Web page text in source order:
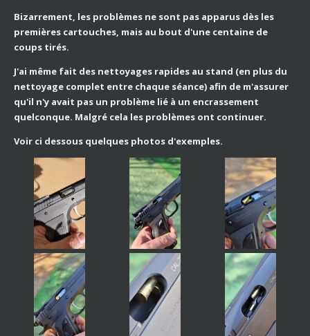
Bizarrement, les problèmes ne sont pas apparus dès les
premières cartouches, mais au bout d'une centaine de
coups tirés.
J'ai même fait des nettoyages rapides au stand (en plus du
nettoyage complet entre chaque séance) afin de m'assurer
qu'il n'y avait pas un problème lié à un encrassement
quelconque. Malgré cela les problèmes ont continuer.
Voir ci dessous quelques photos d'exemples.